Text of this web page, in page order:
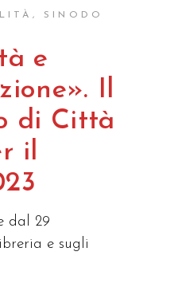
, SINODO
e
Il
di Città
il
dal 29
e sugli